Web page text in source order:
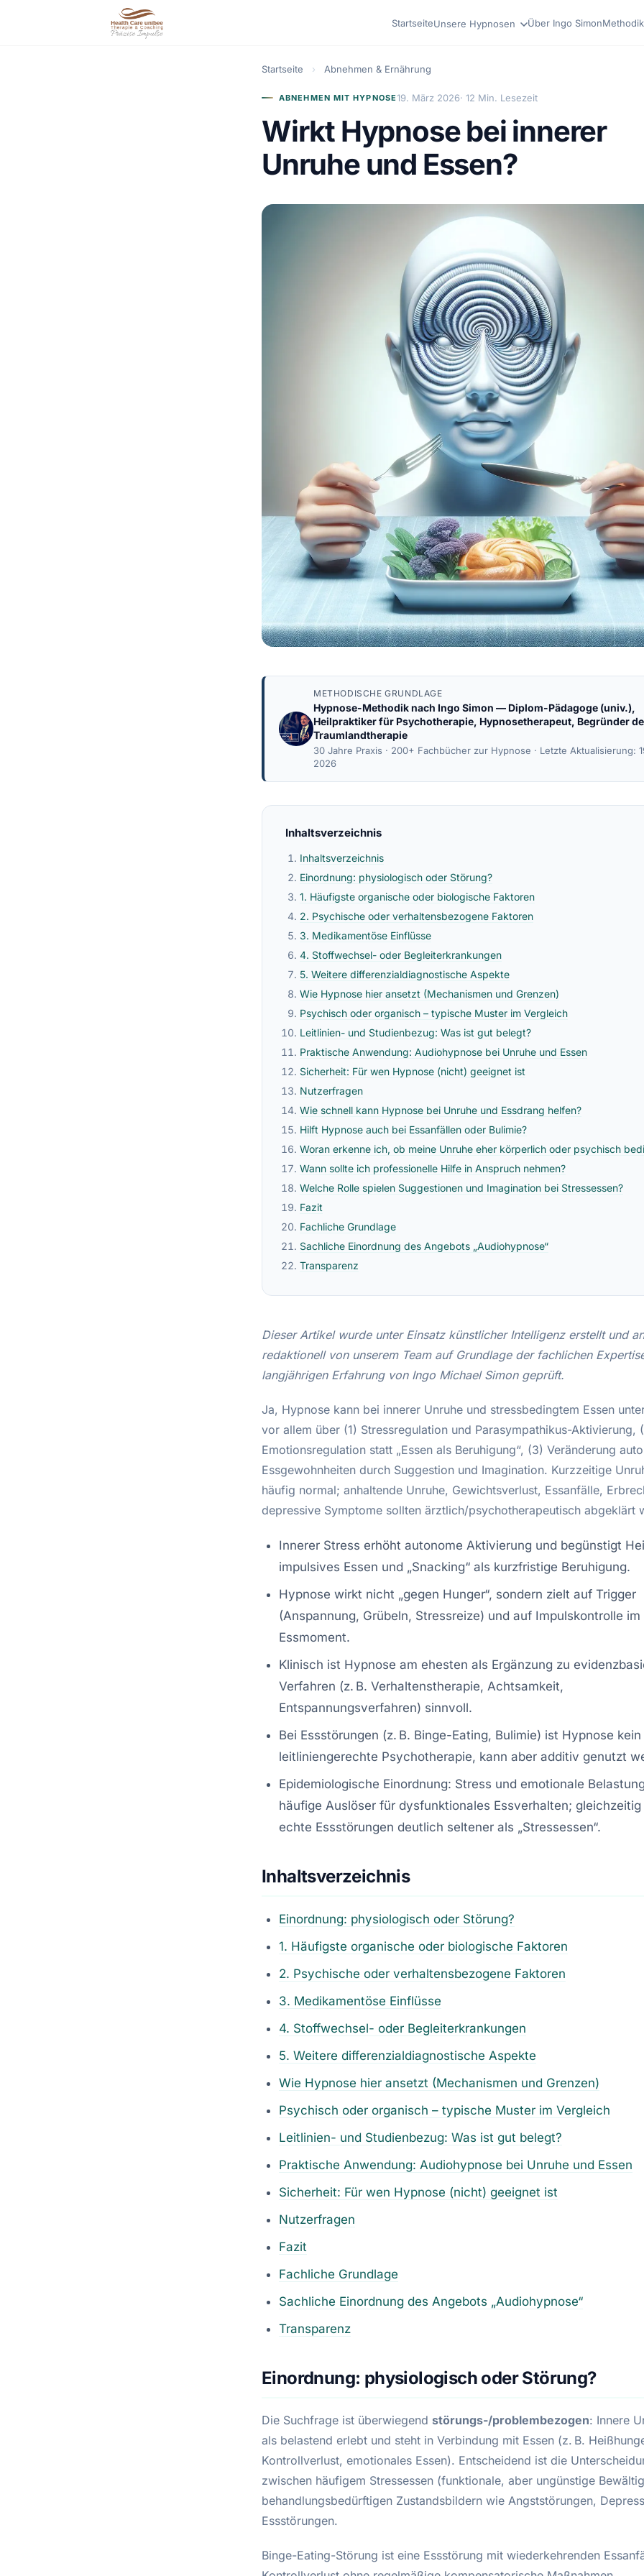
StartseiteUnsere Hypnosen Über Ingo SimonMethodik
Startseite › Abnehmen & Ernährung
ABNEHMEN MIT HYPNOSE19. März 2026· 12 Min. Lesezeit
Wirkt Hypnose bei innerer
Unruhe und Essen?
METHODISCHE GRUNDLAGE
Hypnose-Methodik nach Ingo Simon — Diplom-Pädagoge (univ.),
Heilpraktiker für Psychotherapie, Hypnosetherapeut, Begründer
Traumlandtherapie
30 Jahre Praxis · 200+ Fachbücher zur Hypnose · Letzte Aktualisierung:
2026
Inhaltsverzeichnis
Inhaltsverzeichnis
Einordnung: physiologisch oder Störung?
1. Häufigste organische oder biologische Faktoren
2. Psychische oder verhaltensbezogene Faktoren
3. Medikamentöse Einflüsse
4. Stoffwechsel- oder Begleiterkrankungen
5. Weitere differenzialdiagnostische Aspekte
Wie Hypnose hier ansetzt (Mechanismen und Grenzen)
Psychisch oder organisch – typische Muster im Vergleich
Leitlinien- und Studienbezug: Was ist gut belegt?
Praktische Anwendung: Audiohypnose bei Unruhe und Essen
Sicherheit: Für wen Hypnose (nicht) geeignet ist
Nutzerfragen
Wie schnell kann Hypnose bei Unruhe und Essdrang helfen?
Hilft Hypnose auch bei Essanfällen oder Bulimie?
Woran erkenne ich, ob meine Unruhe eher körperlich oder psychisch
Wann sollte ich professionelle Hilfe in Anspruch nehmen?
Welche Rolle spielen Suggestionen und Imagination bei Stressessen?
Fazit
Fachliche Grundlage
Sachliche Einordnung des Angebots „Audiohypnose“
Transparenz
Dieser Artikel wurde unter Einsatz künstlicher Intelligenz erstellt und
redaktionell von unserem Team auf Grundlage der fachlichen
langjährigen Erfahrung von Ingo Michael Simon geprüft.
Ja, Hypnose kann bei innerer Unruhe und stressbedingtem Essen
vor allem über (1) Stressregulation und Parasympathikus-Aktivierung,
Emotionsregulation statt „Essen als Beruhigung“, (3) Veränderung
Essgewohnheiten durch Suggestion und Imagination. Kurzzeitige
häufig normal; anhaltende Unruhe, Gewichtsverlust, Essanfälle,
depressive Symptome sollten ärztlich/psychotherapeutisch abgeklärt
Innerer Stress erhöht autonome Aktivierung und begünstigt
impulsives Essen und „Snacking“ als kurzfristige Beruhigung.
Hypnose wirkt nicht „gegen Hunger“, sondern zielt auf Trigger
(Anspannung, Grübeln, Stressreize) und auf Impulskontrolle im
Essmoment.
Klinisch ist Hypnose am ehesten als Ergänzung zu
Verfahren (z. B. Verhaltenstherapie, Achtsamkeit,
Entspannungsverfahren) sinnvoll.
Bei Essstörungen (z. B. Binge-Eating, Bulimie) ist Hypnose
leitliniengerechte Psychotherapie, kann aber additiv genutzt
Epidemiologische Einordnung: Stress und emotionale
häufige Auslöser für dysfunktionales Essverhalten; gleichzeitig
echte Essstörungen deutlich seltener als „Stressessen“.
Inhaltsverzeichnis
Einordnung: physiologisch oder Störung?
1. Häufigste organische oder biologische Faktoren
2. Psychische oder verhaltensbezogene Faktoren
3. Medikamentöse Einflüsse
4. Stoffwechsel- oder Begleiterkrankungen
5. Weitere differenzialdiagnostische Aspekte
Wie Hypnose hier ansetzt (Mechanismen und Grenzen)
Psychisch oder organisch – typische Muster im Vergleich
Leitlinien- und Studienbezug: Was ist gut belegt?
Praktische Anwendung: Audiohypnose bei Unruhe und Essen
Sicherheit: Für wen Hypnose (nicht) geeignet ist
Nutzerfragen
Fazit
Fachliche Grundlage
Sachliche Einordnung des Angebots „Audiohypnose“
Transparenz
Einordnung: physiologisch oder Störung?
Die Suchfrage ist überwiegend störungs-/problembezogen: Innere
als belastend erlebt und steht in Verbindung mit Essen (z. B.
Kontrollverlust, emotionales Essen). Entscheidend ist die
zwischen häufigem Stressessen (funktionale, aber ungünstige
behandlungsbedürftigen Zustandsbildern wie Angststörungen,
Essstörungen.
Binge-Eating-Störung ist eine Essstörung mit wiederkehrenden